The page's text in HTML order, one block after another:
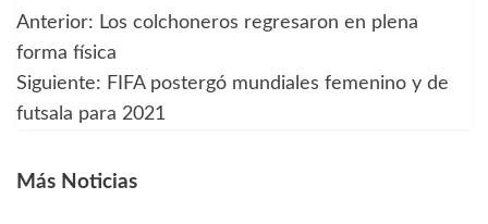
Navegación
de
entradas
Anterior: Los colchoneros regresaron en plena
forma física
Siguiente: FIFA postergó mundiales femenino y de
futsala para 2021
Más Noticias